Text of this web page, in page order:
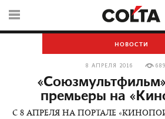
НОВОСТИ
8 АПРЕЛЯ 2016 689
премьеры на
С 8 АПРЕЛЯ НА ПОРТАЛЕ